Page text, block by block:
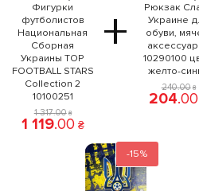
+
Фигурки
футболистов
Национальная
Сборная
Украины TOP
FOOTBALL STARS
Collection 2
10100251
1 317.00 ₴
1 119.00 ₴
Рюкзак
Украине
обуви,
10290100
желто-
240.00 ₴
204.00
-15%